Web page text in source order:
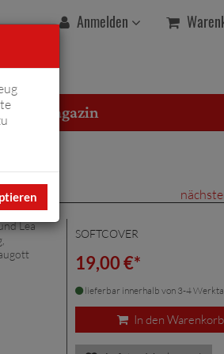
Anmelden
Magazin
Lea
SOFTCOVER
19,00 €*
lieferbar innerhalb von 3-4
In den Warenkorb